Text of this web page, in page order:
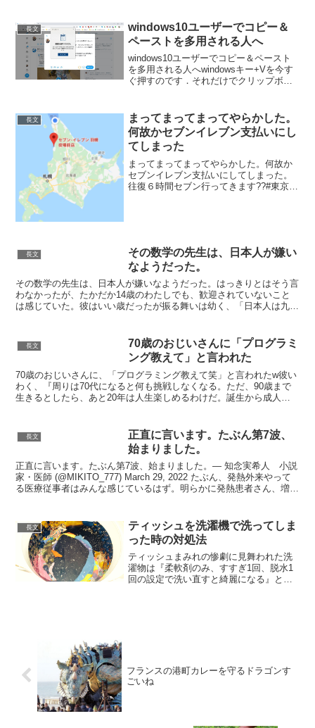
長文
windows10ユーザーでコピー＆
ペーストを多用される人へ
windows10ユーザーでコピー＆ペースト
を多用される人へwindowsキー+Vを今す
ぐ押すのです．それだけでクリップボー
うコピー＆ペーストの為にページを往復
する必要...
長文
まってまってまってやらかした。
何故かセブンイレブン支払いにし
てしまった
まってまってまってやらかした。何故か
セブンイレブン支払いにしてしまった。
往復６時間セブン行ってきます??#東京事
長文
その数学の先生は、日本人が嫌い
なようだった。
その数学の先生は、日本人が嫌いなようだった。はっきりとはそう言
わなかったが、たかだか14歳のわたしでも、歓迎されていないこと
は感じていた。彼はいい歳だったが振る舞いは幼く、「日本人は九九
長文
70歳のおじいさんに「プログラミ
ング教えて」と言われた
70歳のおじいさんに、「プログラミング教えて笑」と言われたw彼い
わく、『周りは70代になると何も挑戦しなくなる。ただ、90歳まで
生きるとしたら、あと20年は人生楽しめるわけだ。誕生から成人す
長文
正直に言います。たぶん第7波、
始まりました。
正直に言います。たぶん第7波、始まりました。— 知念実希人 小説
家・医師 (@MIKITO_777) March 29, 2022 たぶん、発熱外来やって
る医療従事者はみんな感じているはず。明らかに発熱患者さん、増え
長文
ティッシュを洗濯機で洗ってしま
った時の対処法
ティッシュまみれの惨劇に見舞われた洗
濯物は『柔軟剤のみ、すすぎ1回、脱水1
回の設定で洗い直すと綺麗になる』とい
フランスの港町カレーを守るドラゴンす
ごいね